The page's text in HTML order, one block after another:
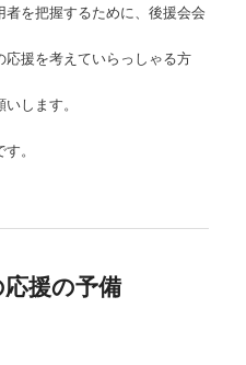
を把握するために、後援会会
援を考えていらっしゃる方
します。
。
援の予備